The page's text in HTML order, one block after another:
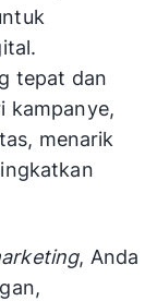
tepat dan
kampanye,
menarik
, Anda